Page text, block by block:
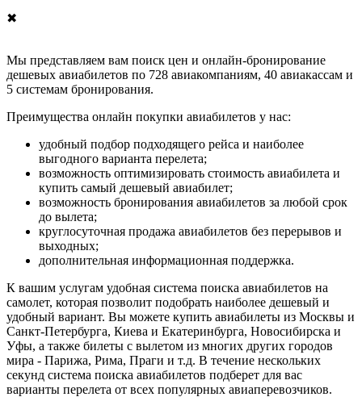
✖
Мы представляем вам поиск цен и онлайн-бронирование
дешевых авиабилетов по 728 авиакомпаниям, 40 авиакассам и
5 системам бронирования.
Преимущества онлайн покупки авиабилетов у нас:
удобный подбор подходящего рейса и наиболее
выгодного варианта перелета;
возможность оптимизировать стоимость авиабилета и
купить самый дешевый авиабилет;
возможность бронирования авиабилетов за любой срок
до вылета;
круглосуточная продажа авиабилетов без перерывов и
выходных;
дополнительная информационная поддержка.
К вашим услугам удобная система поиска авиабилетов на
самолет, которая позволит подобрать наиболее дешевый и
удобный вариант. Вы можете купить авиабилеты из Москвы и
Санкт-Петербурга, Киева и Екатеринбурга, Новосибирска и
Уфы, а также билеты с вылетом из многих других городов
мира - Парижа, Рима, Праги и т.д. В течение нескольких
секунд система поиска авиабилетов подберет для вас
варианты перелета от всех популярных авиаперевозчиков.